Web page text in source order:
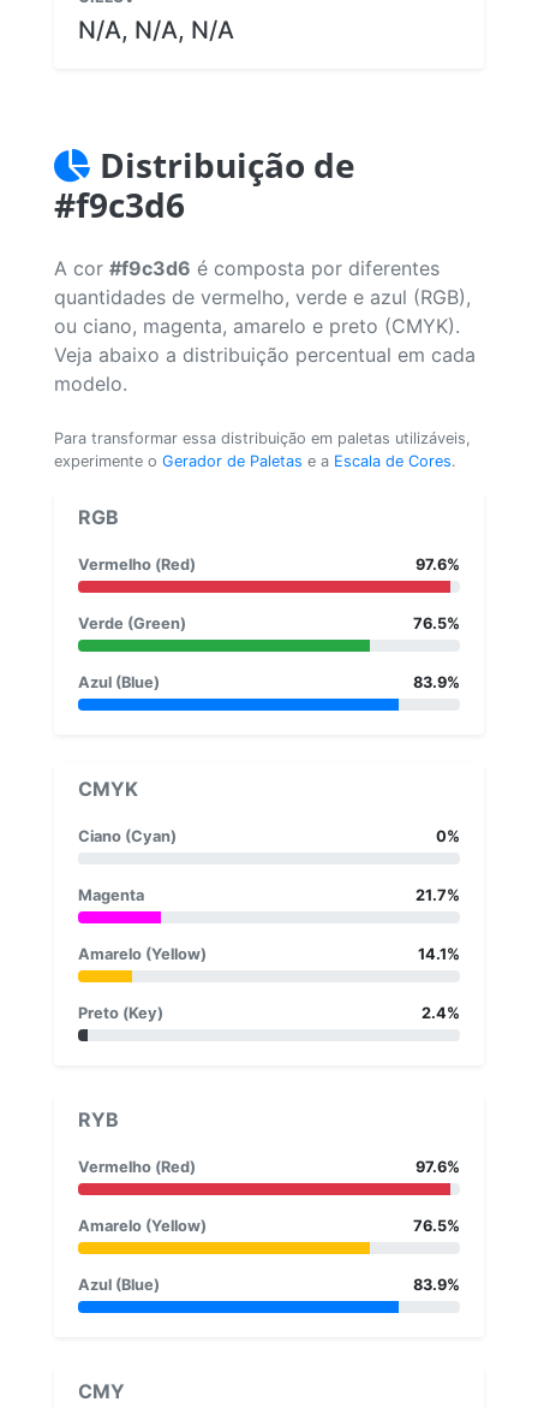
N/A, N/A, N/A
Distribuição de
#f9c3d6
A cor #f9c3d6 é composta por diferentes
quantidades de vermelho, verde e azul (RGB),
ou ciano, magenta, amarelo e preto (CMYK).
Veja abaixo a distribuição percentual em cada
modelo.
Para transformar essa distribuição em paletas utilizáveis,
experimente o Gerador de Paletas e a Escala de Cores.
RGB
Vermelho (Red) 97.6%
Verde (Green) 76.5%
Azul (Blue) 83.9%
CMYK
Ciano (Cyan) 0%
Magenta 21.7%
Amarelo (Yellow) 14.1%
Preto (Key) 2.4%
RYB
Vermelho (Red) 97.6%
Amarelo (Yellow) 76.5%
Azul (Blue) 83.9%
CMY